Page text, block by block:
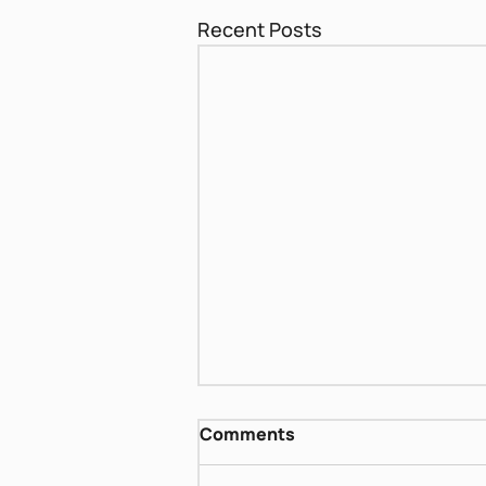
Recent Posts
דן פגיס - שירים אחרונים
https://www.dropbox.com/scl/fi
Comments